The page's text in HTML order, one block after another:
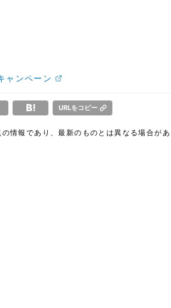
ャンペーン
URLをコピー
情報であり、最新のものとは異なる場合があ